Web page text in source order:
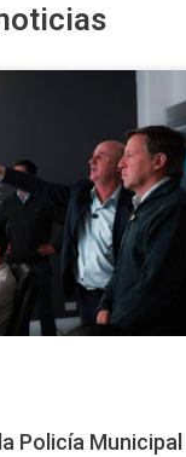
Policía Municipal